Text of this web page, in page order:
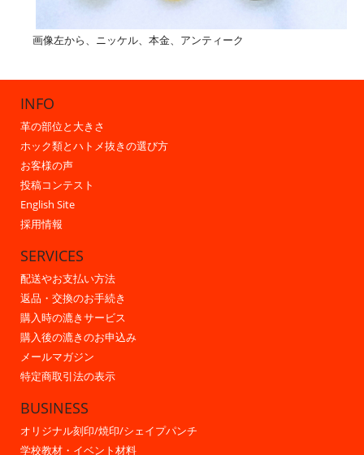
画像左から、ニッケル、本金、アンティーク
INFO
革の部位と大きさ
ホック類とハトメ抜きの選び方
お客様の声
投稿コンテスト
English Site
採用情報
SERVICES
配送やお支払い方法
返品・交換のお手続き
購入時の漉きサービス
購入後の漉きのお申込み
メールマガジン
特定商取引法の表示
BUSINESS
オリジナル刻印/焼印/シェイプパンチ
学校教材・イベント材料